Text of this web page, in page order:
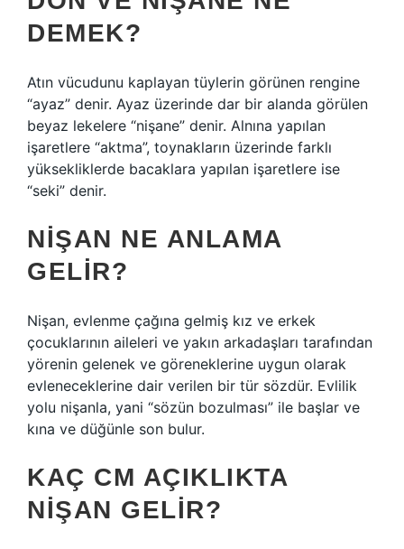
DEMEK?
Atın vücudunu kaplayan tüylerin görünen rengine
“ayaz” denir. Ayaz üzerinde dar bir alanda görülen
beyaz lekelere “nişane” denir. Alnına yapılan
işaretlere “aktma”, toynakların üzerinde farklı
yüksekliklerde bacaklara yapılan işaretlere ise
“seki” denir.
NIŞAN NE ANLAMA
GELIR?
Nişan, evlenme çağına gelmiş kız ve erkek
çocuklarının aileleri ve yakın arkadaşları tarafından
yörenin gelenek ve göreneklerine uygun olarak
evleneceklerine dair verilen bir tür sözdür. Evlilik
yolu nişanla, yani “sözün bozulması” ile başlar ve
kına ve düğünle son bulur.
KAÇ CM AÇIKLIKTA
NIŞAN GELIR?